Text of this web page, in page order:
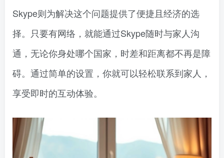
Skype则为解决这个问题提供了便捷且经济的选
择。只要有网络，就能通过Skype随时与家人沟
通，无论你身处哪个国家，时差和距离都不再是障
碍。通过简单的设置，你就可以轻松联系到家人，
享受即时的互动体验。